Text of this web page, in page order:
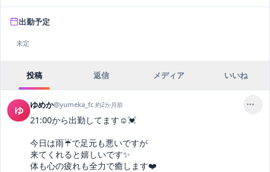
出勤予定
未定
投稿 返信 メディア いいね
ゆ ゆめか@yumeka_fc·約2か月前
21:00から出勤してます☺️💓
今日は雨☔で足元も悪いですが
来てくれると嬉しいです✨
体も心の疲れも全力で癒します❤️